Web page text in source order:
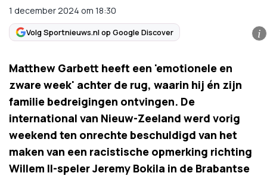
1 december 2024 om 18:30
Volg Sportnieuws.nl op Google Discover i
Matthew Garbett heeft een 'emotionele en
zware week' achter de rug, waarin hij én zijn
familie bedreigingen ontvingen. De
international van Nieuw-Zeeland werd vorig
weekend ten onrechte beschuldigd van het
maken van een racistische opmerking richting
Willem II-speler Jeremy Bokila in de Brabantse